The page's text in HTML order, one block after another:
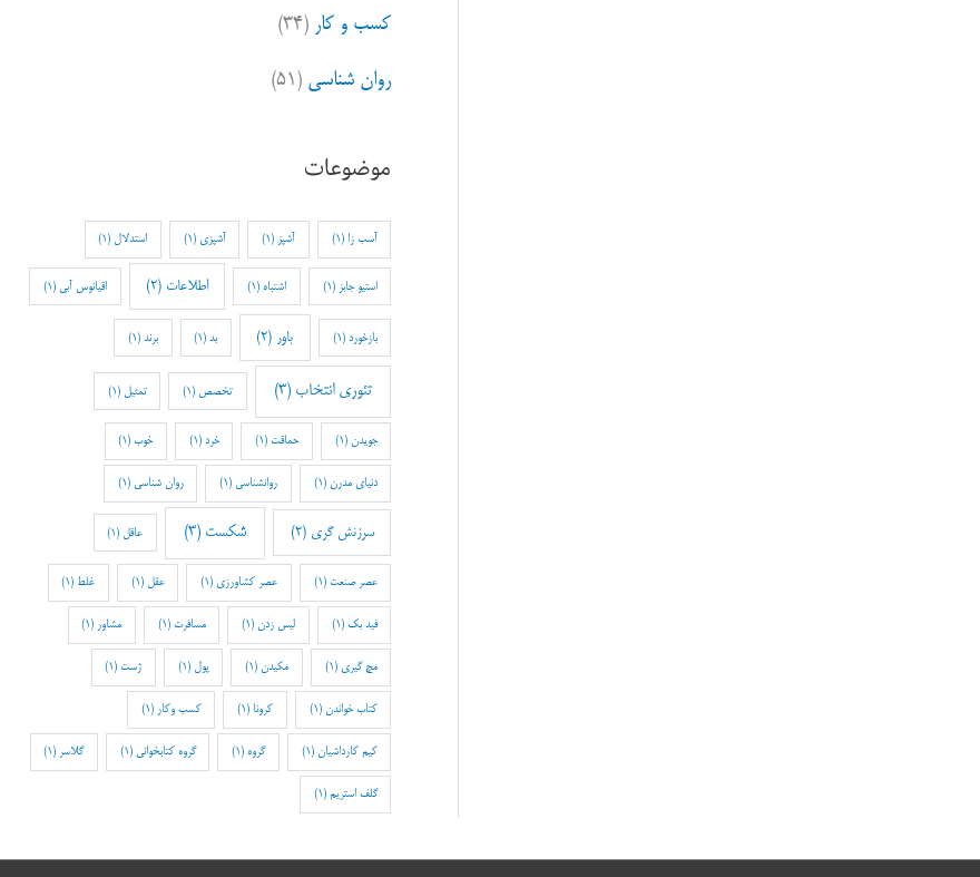
کسب و کار (۳۴)
روان شناسی (۵۱)
موضوعات
آسب زا (1) آشپز (1) آشپزی (1) استدلال (1)
استیو جابز (1) اشتباه (1) اطلاعات (2) اقیانوس آبی (1)
بازخورد (1) باور (2) بد(1) برند (1)
تئوری انتخاب (3) تخصص (1) تمثیل (1)
جویدن (1) حماقت(1) خرد (1) خوب(1)
دنیای مدرن (1) روانشناسی (1) روان شناسی (1)
سرزنش گری (2) شکست (3) عاقل (1)
عصر صنعت (1) عصر کشاورزی(1) عقل (1) غلط (1)
فید بک (1) لیس زدن (1) مسافرت (1) مشاور (1)
مچ گیری (1) مکیدن (1) پول (1) ژست(1)
کتاب خواندن (1) کرونا (1) کسب وکار (1)
کیم کارداشیان (1) گروه (1) گروه کتابخوانی (1) گلاسر (1)
گلف استریم (1)